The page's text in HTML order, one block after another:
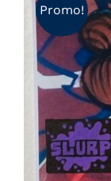
Promo!